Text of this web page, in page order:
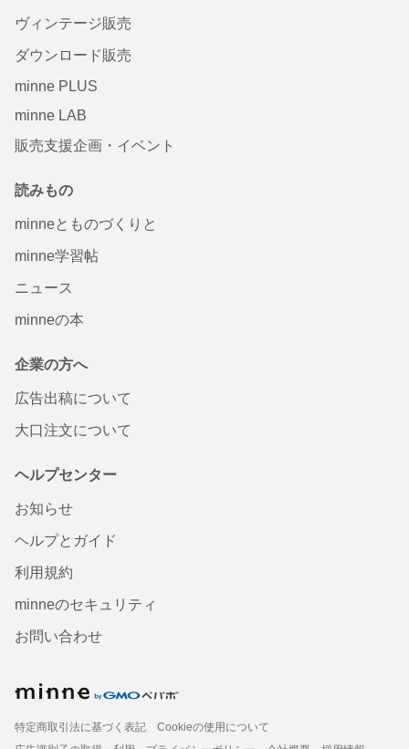
ヴィンテージ販売
ダウンロード販売
minne PLUS
minne LAB
販売支援企画・イベント
読みもの
minneとものづくりと
minne学習帖
ニュース
minneの本
企業の方へ
広告出稿について
大口注文について
ヘルプセンター
お知らせ
ヘルプとガイド
利用規約
minneのセキュリティ
お問い合わせ
特定商取引法に基づく表記
Cookieの使用について